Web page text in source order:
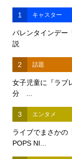
1 キャスター
バレンタインデー
説
2 話題
女子児童に『ラ
分 ...
3 エンタメ
ライブでまさかの
POPS NI...